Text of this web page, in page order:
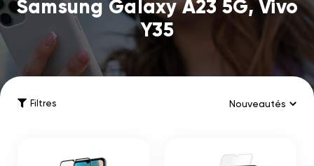
Samsung Galaxy A23 5G, Vivo
Y35
Filtres